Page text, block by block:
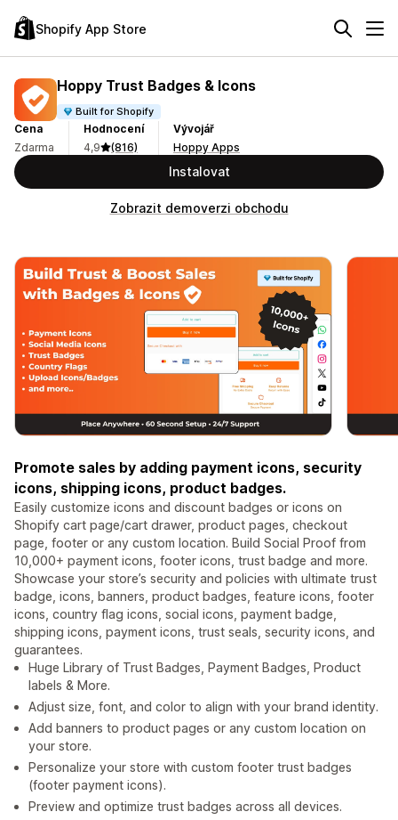
Shopify App Store
Hoppy Trust Badges & Icons
Built for Shopify
Cena
Zdarma
Hodnocení
4,9
(816)
Vývojář
Hoppy Apps
Instalovat
Zobrazit demoverzi obchodu
Promote sales by adding payment icons, security
icons, shipping icons, product badges.
Easily customize icons and discount badges or icons on
Shopify cart page/cart drawer, product pages, checkout
page, footer or any custom location. Build Social Proof from
10,000+ payment icons, footer icons, trust badge and more.
Showcase your store’s security and policies with ultimate trust
badge, icons, banners, product badges, feature icons, footer
icons, country flag icons, social icons, payment badge,
shipping icons, payment icons, trust seals, security icons, and
guarantees.
Huge Library of Trust Badges, Payment Badges, Product
labels & More.
Adjust size, font, and color to align with your brand identity.
Add banners to product pages or any custom location on
your store.
Personalize your store with custom footer trust badges
(footer payment icons).
Preview and optimize trust badges across all devices.